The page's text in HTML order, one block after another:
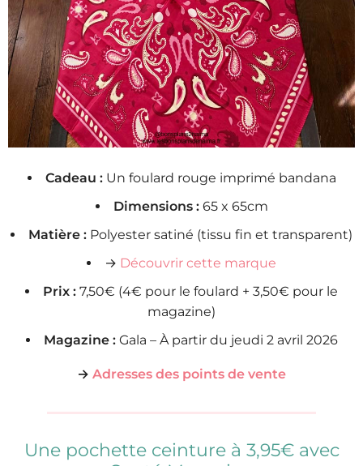
Cadeau : Un foulard rouge imprimé bandana
Dimensions :65 x 65cm
Matière : Polyester satiné (tissu fin et transparent)
→ Découvrir cette marque
Prix : 7,50€ (4€ pour le foulard + 3,50€ pour le
magazine)
Magazine :Gala – À partir du jeudi 2 avril 2026
→ Adresses des points de vente
Une pochette ceinture à 3,95€ avec